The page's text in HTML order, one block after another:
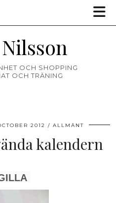
OCH SHOPPING
OCH TRÄNING
2012 ALLMÄNT
kalendern